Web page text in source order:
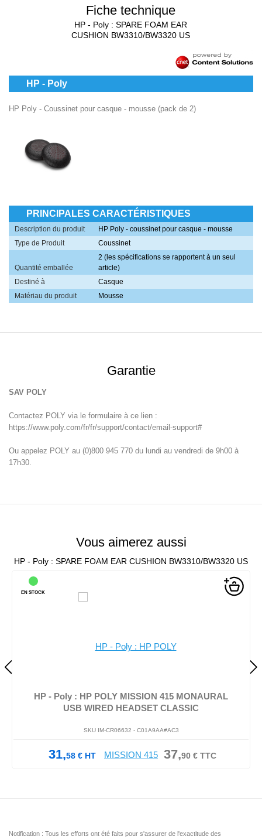
Fiche technique
HP - Poly : SPARE FOAM EAR
CUSHION BW3310/BW3320 US
HP - Poly
HP Poly - Coussinet pour casque - mousse (pack de 2)
PRINCIPALES CARACTÉRISTIQUES
Description du produit
HP Poly - coussinet pour casque - mousse
Type de Produit
Coussinet
Quantité emballée
2 (les spécifications se rapportent à un seul
article)
Destiné à
Casque
Matériau du produit
Mousse
Garantie
SAV POLY
Contactez POLY via le formulaire à ce lien :
https://www.poly.com/fr/fr/support/contact/email-support#
Ou appelez POLY au (0)800 945 770 du lundi au vendredi de 9h00 à
17h30.
Vous aimerez aussi
HP - Poly : SPARE FOAM EAR CUSHION BW3310/BW3320 US
HP - Poly : HP POLY MISSION 415 MONAURAL
USB WIRED HEADSET CLASSIC
SKU IM-CR06632 - C01A9AA#AC3
31,58 € HT 37,90€TTC
EN STOCK
Notification : Tous les efforts ont été faits pour s'assurer de l'exactitude des